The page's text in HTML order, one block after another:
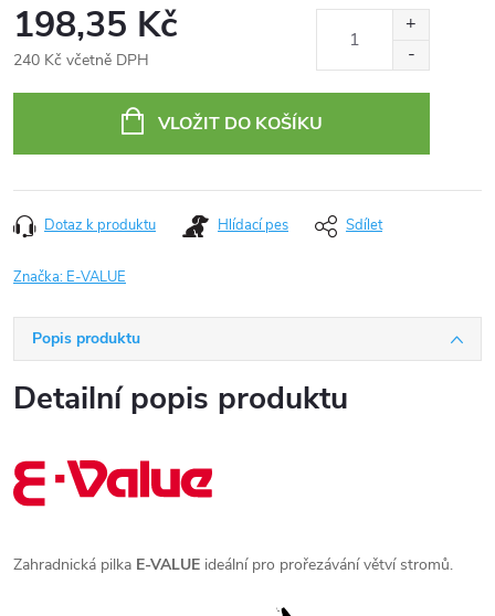
198,35 Kč
240 Kč včetně DPH
VLOŽIT DO KOŠÍKU
Dotaz k produktu Hlídací pes Sdílet
Značka: E-VALUE
Popis produktu
Detailní popis produktu
Zahradnická pilka E-VALUE ideální pro prořezávání větví stromů.